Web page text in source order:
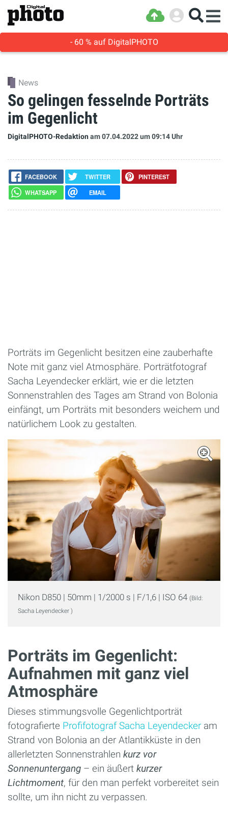
- 60 % auf DigitalPHOTO
News
So gelingen fesselnde Porträts
im Gegenlicht
DigitalPHOTO-Redaktionam 07.04.2022um 09:14 Uhr
FACEBOOK TWITTER
PINTEREST
WHATSAPP
EMAIL
Porträts im Gegenlicht besitzen eine zauberhafte
Note mit ganz viel Atmosphäre. Porträtfotograf
Sacha Leyendecker erklärt, wie er die letzten
Sonnenstrahlen des Tages am Strand von Bolonia
einfängt, um Porträts mit besonders weichem und
natürlichem Look zu gestalten.
Nikon D850 | 50mm | 1/2000 s | F/1,6 | ISO 64 (Bild:
Sacha Leyendecker )
Porträts im Gegenlicht:
Aufnahmen mit ganz viel
Atmosphäre
Dieses stimmungsvolle Gegenlichtporträt
fotografierte Profifotograf Sacha Leyendecker am
Strand von Bolonia an der Atlantikküste in den
allerletzten Sonnenstrahlen kurz vor
Sonnenuntergang – ein äußert kurzer
Lichtmoment, für den man perfekt vorbereitet sein
sollte, um ihn nicht zu verpassen.